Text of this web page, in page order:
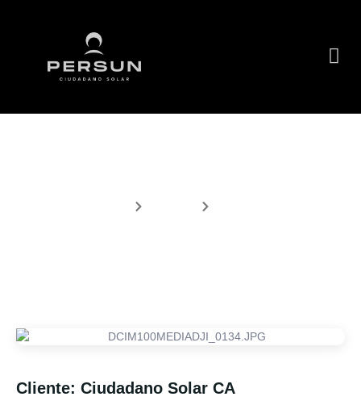
Cliente: Ciudadano Solar CA